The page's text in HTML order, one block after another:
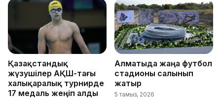
Қазақстандық
жүзушілер АҚШ-тағы
халықаралық турнирде
17 медаль жеңіп алды
Алматыда жаңа футбол
стадионы салынып
жатыр
5 тамыз, 2026